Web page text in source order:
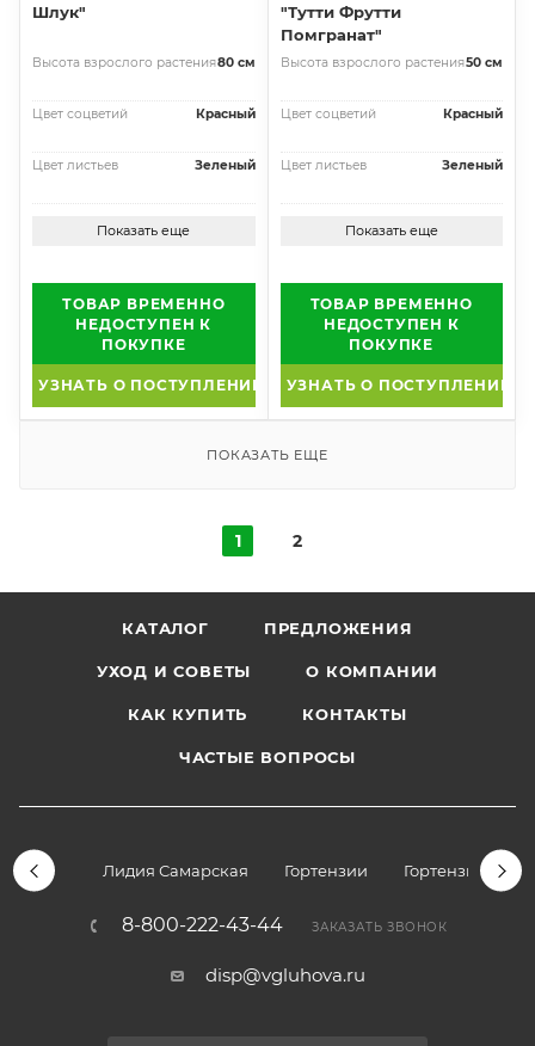
Шлук"
Высота взрослого растения80 см
Цвет соцветий Красный
Цвет листьев Зеленый
Показать еще
ТОВАР ВРЕМЕННО
НЕДОСТУПЕН К
ПОКУПКЕ
УЗНАТЬ О ПОСТУПЛЕНИИ
"Тутти Фрутти
Помгранат"
Высота взрослого растения50 см
Цвет соцветий Красный
Цвет листьев Зеленый
Показать еще
ТОВАР ВРЕМЕННО
НЕДОСТУПЕН К
ПОКУПКЕ
УЗНАТЬ О ПОСТУПЛЕНИИ
ПОКАЗАТЬ ЕЩЕ
1 2
КАТАЛОГ ПРЕДЛОЖЕНИЯ
УХОД И СОВЕТЫ О КОМПАНИИ
КАК КУПИТЬ КОНТАКТЫ
ЧАСТЫЕ ВОПРОСЫ
Лидия Самарская Гортензии Гортензии
8-800-222-43-44 ЗАКАЗАТЬ ЗВОНОК
disp@vgluhova.ru